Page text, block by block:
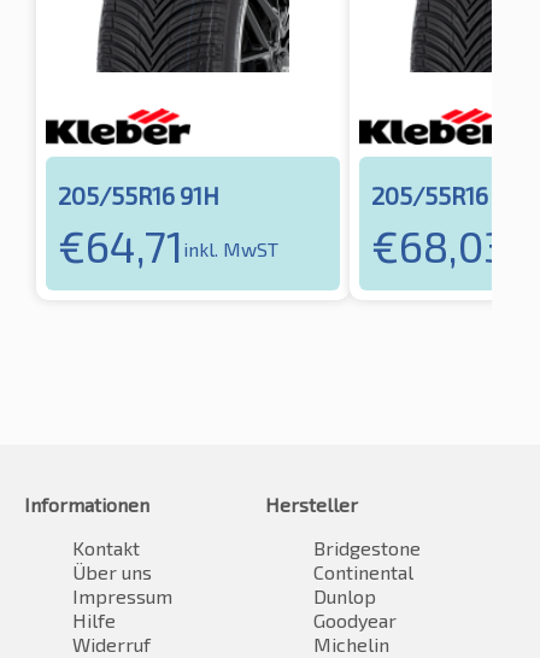
205/55R16 91H
€64,71 inkl. MwST
205/55R16 91V
€68,03
Informationen
Kontakt
Über uns
Impressum
Hilfe
Widerruf
Hersteller
Bridgestone
Continental
Dunlop
Goodyear
Michelin